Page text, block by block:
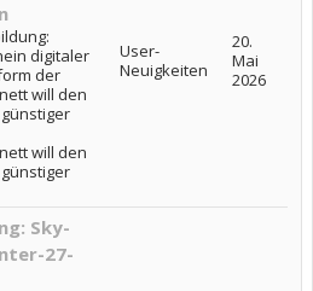
digitaler
der
will den
will den
User-
Neuigkeiten
20.
Mai
2026
Sky-
27-